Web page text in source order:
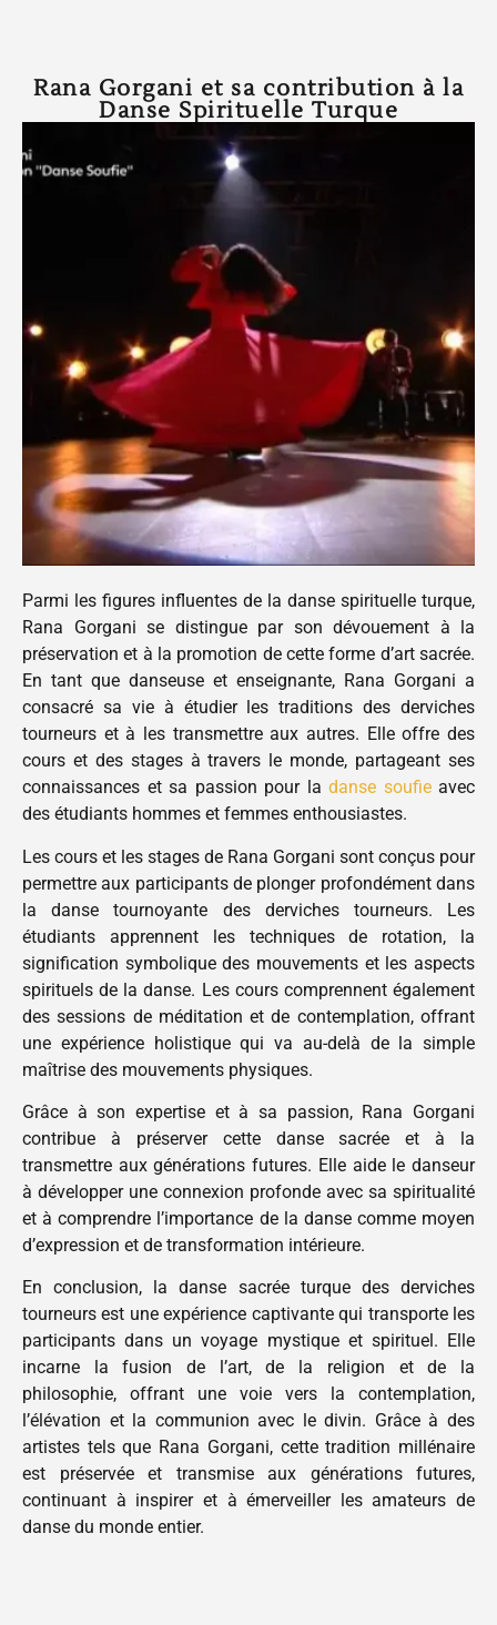
Rana Gorgani et sa contribution à la
Danse Spirituelle Turque
Parmi les figures influentes de la danse spirituelle turque,
Rana Gorgani se distingue par son dévouement à la
préservation et à la promotion de cette forme d’art sacrée.
En tant que danseuse et enseignante, Rana Gorgani a
consacré sa vie à étudier les traditions des derviches
tourneurs et à les transmettre aux autres. Elle offre des
cours et des stages à travers le monde, partageant ses
connaissances et sa passion pour la danse soufieavec
des étudiants hommes et femmes enthousiastes.
Les cours et les stages de Rana Gorgani sont conçus pour
permettre aux participants de plonger profondément dans
la danse tournoyante des derviches tourneurs. Les
étudiants apprennent les techniques de rotation, la
signification symbolique des mouvements et les aspects
spirituels de la danse. Les cours comprennent également
des sessions de méditation et de contemplation, offrant
une expérience holistique qui va au-delà de la simple
maîtrise des mouvements physiques.
Grâce à son expertise et à sa passion, Rana Gorgani
contribue à préserver cette danse sacrée et à la
transmettre aux générations futures. Elle aide le danseur
à développer une connexion profonde avec sa spiritualité
et à comprendre l’importance de la danse comme moyen
d’expression et de transformation intérieure.
En conclusion, la danse sacrée turque des derviches
tourneurs est une expérience captivante qui transporte les
participants dans un voyage mystique et spirituel. Elle
incarne la fusion de l’art, de la religion et de la
philosophie, offrant une voie vers la contemplation,
l’élévation et la communion avec le divin. Grâce à des
artistes tels que Rana Gorgani, cette tradition millénaire
est préservée et transmise aux générations futures,
continuant à inspirer et à émerveiller les amateurs de
danse du monde entier.